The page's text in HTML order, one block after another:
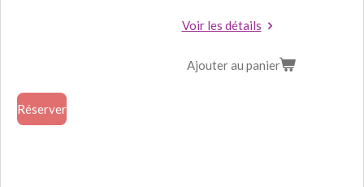
Voir les détails
Ajouter au panier
Réserver